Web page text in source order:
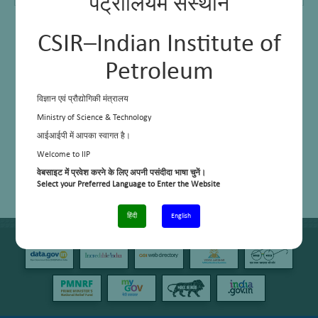
पेट्रोलियम संस्थान
CSIR–Indian Institute of
Petroleum
विज्ञान एवं प्रौद्योगिकी मंत्रालय
Ministry of Science & Technology
आईआईपी में आपका स्वागत है।
Welcome to IIP
वेबसाइट में प्रवेश करने के लिए अपनी पसंदीदा भाषा चुनें।
Select your Preferred Language to Enter the Website
हिंदी English